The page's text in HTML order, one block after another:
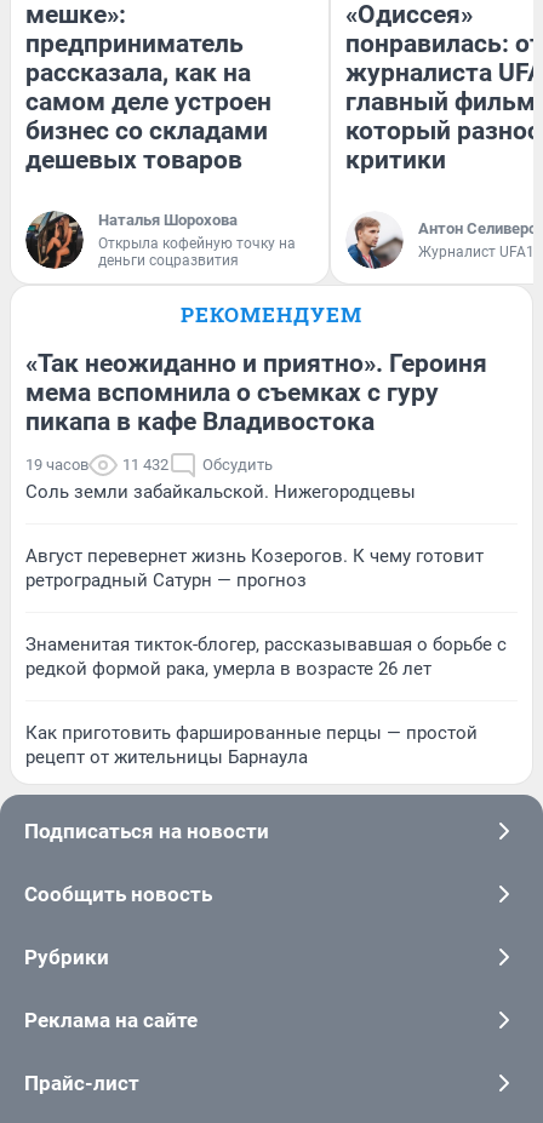
мешке»:
предприниматель
рассказала, как на
самом деле устроен
бизнес со складами
дешевых товаров
Наталья Шорохова
Открыла кофейную точку на
деньги соцразвития
«Одиссея»
понравилась:
журналиста
главный фильм
который
критики
Антон
Журналист
РЕКОМЕНДУЕМ
«Так неожиданно и приятно». Героиня
мема вспомнила о съемках с гуру
пикапа в кафе Владивостока
19 часов 11 432 Обсудить
Соль земли забайкальской. Нижегородцевы
Август перевернет жизнь Козерогов. К чему готовит
ретроградный Сатурн — прогноз
Знаменитая тикток-блогер, рассказывавшая о борьбе с
редкой формой рака, умерла в возрасте 26 лет
Как приготовить фаршированные перцы — простой
рецепт от жительницы Барнаула
Подписаться на новости
Сообщить новость
Рубрики
Реклама на сайте
Прайс-лист